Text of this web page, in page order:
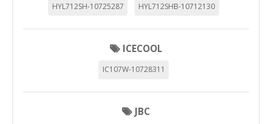
HYL712SH-10725287 HYL712SHB-10712130
ICECOOL
IC107W-10728311
JBC